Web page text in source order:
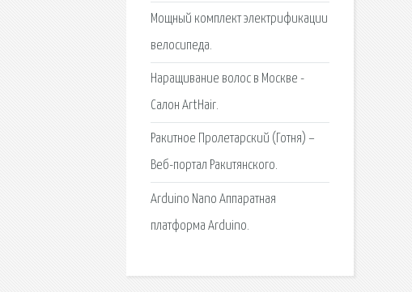
Мощный комплект электрификации
велосипеда.
Наращивание волос в Москве -
Салон ArtHair.
Ракитное Пролетарский (Готня) –
Веб-портал Ракитянского.
Arduino Nano Аппаратная
платформа Arduino.